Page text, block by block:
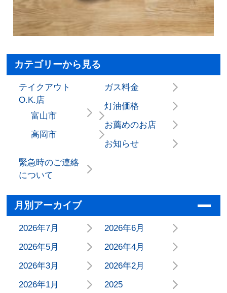
カテゴリーから見る
テイクアウト
O.K.店
富山市
高岡市
ガス料金
灯油価格
お薦めのお店
お知らせ
緊急時のご連絡
について
月別アーカイブ
2026年7月
2026年6月
2026年5月
2026年4月
2026年3月
2026年2月
2026年1月
2025